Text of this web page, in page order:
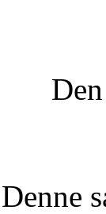
Denne